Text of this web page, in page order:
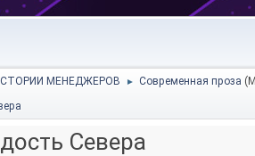
МЕНЕДЖЕРОВ ► Современная проза
Севера